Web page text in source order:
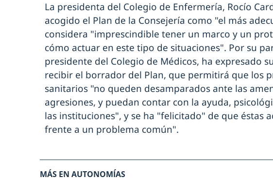
La presidenta del Colegio de Enfermería, Rocío
acogido el Plan de la Consejería como "el más
considera "imprescindible tener un marco y un
cómo actuar en este tipo de situaciones". Por su
presidente del Colegio de Médicos, ha expresado
recibir el borrador del Plan, que permitirá que los
sanitarios "no queden desamparados ante las
agresiones, y puedan contar con la ayuda,
las instituciones", y se ha "felicitado" de que éstas
frente a un problema común".
MÁS EN AUTONOMÍAS